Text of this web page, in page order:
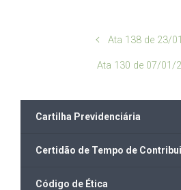
Ata 138 de 23/
Ata 130 de 07/01/
Cartilha Previdenciária
Certidão de Tempo de
Código de Ética